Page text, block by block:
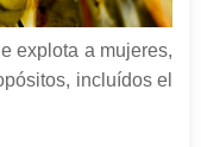
explota a mujeres,
incluídos el